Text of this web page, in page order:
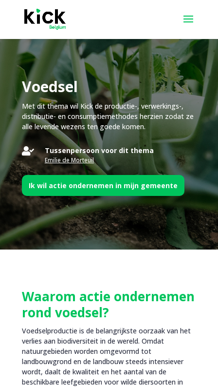
Voedsel
Met dit thema wil Kick de productie-, verwerkings-,
distributie- en consumptiemethodes herzien zodat ze
alle levende wezens ten goede komen.
 Tussenpersoon voor dit thema
Emilie de Morteuil
Ik wil actie ondernemen in mijn gemeente
Waarom actie ondernemen
rond voedsel?
Voedselproductie is de belangrijkste oorzaak van het
verlies aan biodiversiteit in de wereld. Omdat
natuurgebieden worden omgevormd tot
landbouwgrond en de landbouw steeds intensiever
wordt, daalt de kwaliteit en het aantal van de
beschikbare leefgebieden voor wilde diersoorten in